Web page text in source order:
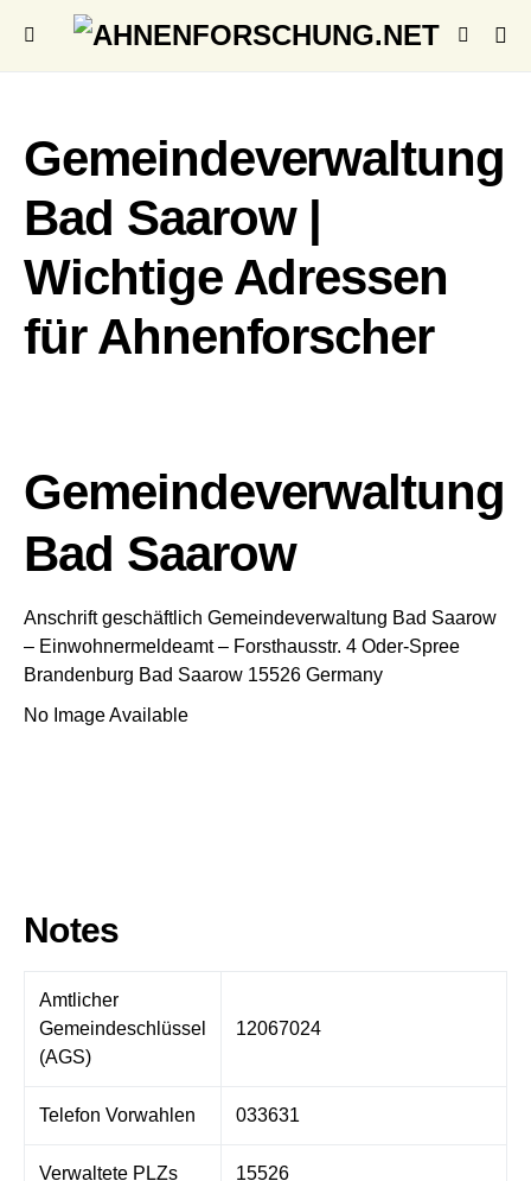
Gemeindeverwaltung
Bad Saarow |
Wichtige Adressen
für Ahnenforscher
Gemeindeverwaltung
Bad Saarow
Anschrift geschäftlich Gemeindeverwaltung Bad Saarow
– Einwohnermeldeamt – Forsthausstr. 4 Oder-Spree
Brandenburg Bad Saarow 15526 Germany
No Image Available
Notes
Amtlicher
Gemeindeschlüssel
(AGS)
12067024
Telefon Vorwahlen 033631
Verwaltete PLZs 15526